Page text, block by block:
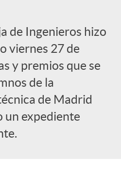
de Ingenieros hizo
viernes 27 de
y premios que se
de la
de Madrid
un expediente